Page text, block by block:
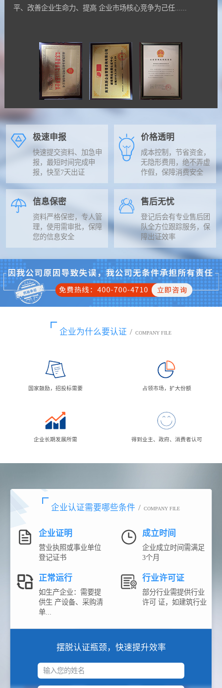
平、改善企业生命力、提高 企业市场核心竞争为己任......
极速申报
快速提交资料、加急申
报，最短时间完成申
报，快至7天出证
价格透明
成本控制，节省资金，
无隐形费用，绝不弄虚
作假，保障消费安全
信息保密
资料严格保密，专人管
理，使用需审批，保障
您的信息安全
售后无忧
登记后会有专业售后团
队全方位跟踪服务，保
障出证效率
企业为什么要认证 / COMPANY FILE
国家鼓励，招投标需要 占领市场，扩大份额
企业长期发展所需 得到业主、政府、消费者认可
企业认证需要哪些条件 / COMPANY FILE
企业证明
营业执照或事业单位
登记证书
成立时间
企业成立时间需满足
3个月
正常运行
如生产企业：需要提
供生 产设备、采购清
单...
行业许可证
部分行业需提供行业
许可 证，如建筑行业
摆脱认证瓶颈，快速提升效率
输入您的姓名